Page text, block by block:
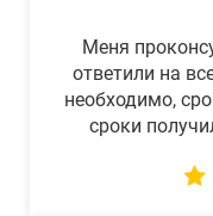
Меня
ответили на
необходимо,
сроки